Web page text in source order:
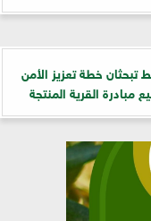
تبحثان خطة تعزيز الأمن
مبادرة القرية المنتجة